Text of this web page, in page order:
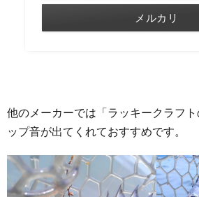
メルカリ
他のメーカーでは「ラッキークラフ
ップ音が出てくれておすすめです。